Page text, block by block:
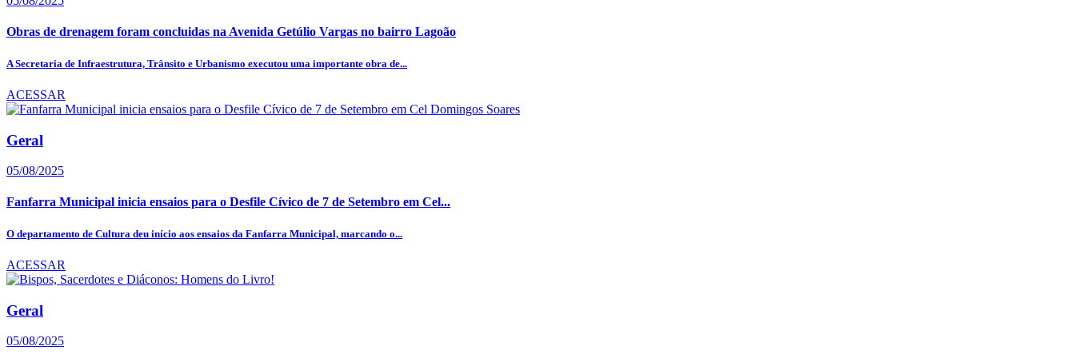
Obras de drenagem foram concluidas na Avenida Getúlio Vargas no bairro Lagoão
A Secretaria de Infraestrutura, Trânsito e Urbanismo executou uma importante obra de...
ACESSAR
Geral
05/08/2025
Fanfarra Municipal inicia ensaios para o Desfile Cívico de 7 de Setembro em Cel...
O departamento de Cultura deu início aos ensaios da Fanfarra Municipal, marcando o...
ACESSAR
Geral
05/08/2025